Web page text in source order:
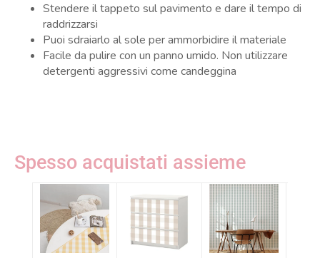
Stendere il tappeto sul pavimento e dare il tempo di
raddrizzarsi
Puoi sdraiarlo al sole per ammorbidire il materiale
Facile da pulire con un panno umido. Non utilizzare
detergenti aggressivi come candeggina
Spesso acquistati assieme